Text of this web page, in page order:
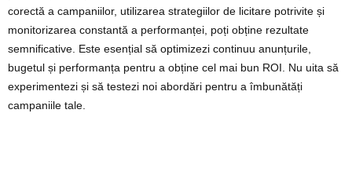
corectă a campaniilor, utilizarea strategiilor de licitare potrivite și
monitorizarea constantă a performanței, poți obține rezultate
semnificative. Este esențial să optimizezi continuu anunțurile,
bugetul și performanța pentru a obține cel mai bun ROI. Nu uita să
experimentezi și să testezi noi abordări pentru a îmbunătăți
campaniile tale.